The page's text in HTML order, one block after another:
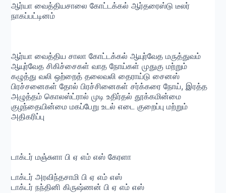
ஆர்யா வைத்தியசாலை கோட்டக்கல் ஆர்தரைஸ்டு டீலர்
நாகப்பட்டினம்
ஆர்யா வைத்திய சாலா கோட்டக்கல் ஆயுர்வேத மருத்துவம்
ஆயுர்வேத சிகிச்சைகள் வாத நோய்கள் முதுகு மற்றும்
கழுத்து வலி ஒற்றைத் தலைவலி தைராய்டு சைனஸ்
பிரச்சனைகள் தோல் பிரச்சினைகள் சர்க்கரை நோய், இரத்த
அழுத்தம் கொலஸ்ட்ரால் முடி உதிர்தல் தூக்கமின்மை
குழந்தையின்மை மகப்பேறு உடல் எடை குறைப்பு மற்றும்
அதிகரிப்பு
டாக்டர் மஞ்சுளா பி ஏ எம் எஸ் கேரளா
டாக்டர் அரவிந்தசாமி பி ஏ எம் எஸ்
டாக்டர் நந்தினி கிருஷ்ணன் பி ஏ எம் எஸ்